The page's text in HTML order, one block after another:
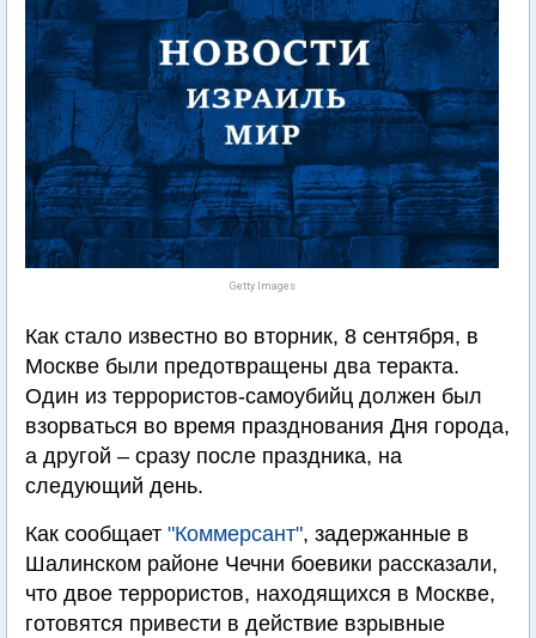
Getty Images
Как стало известно во вторник, 8 сентября, в
Москве были предотвращены два теракта.
Один из террористов-самоубийц должен был
взорваться во время празднования Дня города,
а другой – сразу после праздника, на
следующий день.
Как сообщает "Коммерсант", задержанные в
Шалинском районе Чечни боевики рассказали,
что двое террористов, находящихся в Москве,
готовятся привести в действие взрывные